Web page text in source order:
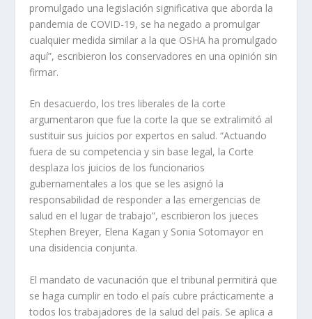
promulgado una legislación significativa que aborda la
pandemia de COVID-19, se ha negado a promulgar
cualquier medida similar a la que OSHA ha promulgado
aquí”, escribieron los conservadores en una opinión sin
firmar.
En desacuerdo, los tres liberales de la corte
argumentaron que fue la corte la que se extralimitó al
sustituir sus juicios por expertos en salud. “Actuando
fuera de su competencia y sin base legal, la Corte
desplaza los juicios de los funcionarios
gubernamentales a los que se les asignó la
responsabilidad de responder a las emergencias de
salud en el lugar de trabajo”, escribieron los jueces
Stephen Breyer, Elena Kagan y Sonia Sotomayor en
una disidencia conjunta.
El mandato de vacunación que el tribunal permitirá que
se haga cumplir en todo el país cubre prácticamente a
todos los trabajadores de la salud del país. Se aplica a